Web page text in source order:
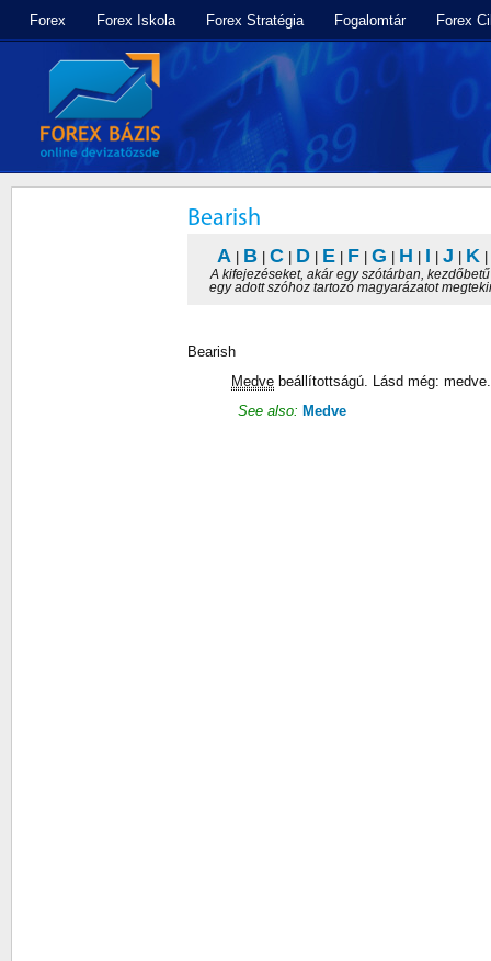
Forex Forex Iskola Forex Stratégia Fogalomtár Forex
Bearish
A| B| C| D| E| F| G H I J K|
A kifejezéseket, akár egy szótárban,
egy adott szóhoz tartozó magyarázatot
Bearish
Medve beállítottságú. Lásd még: medve.
See also: Medve